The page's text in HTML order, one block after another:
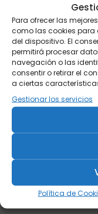
Para ofrecer las
como las cookies
del dispositivo. El
permitirá procesar
navegación o las
consentir o retirar el
a ciertas
Gestionar los servicios
Política de
Productos
Tisanera
13,90€
Té verde
Té verde Japón
25,40€